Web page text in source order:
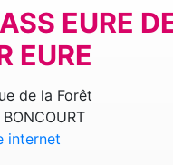
EURE
EURE
de la Forêt
internet